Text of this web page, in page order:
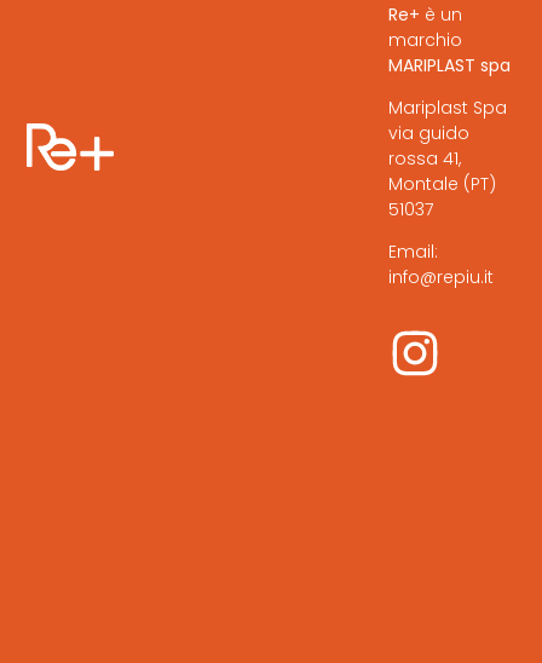
Re+ è un
marchio
MARIPLAST spa
Mariplast Spa
via guido
rossa 41,
Montale (PT)
51037
Email:
info@repiu.it